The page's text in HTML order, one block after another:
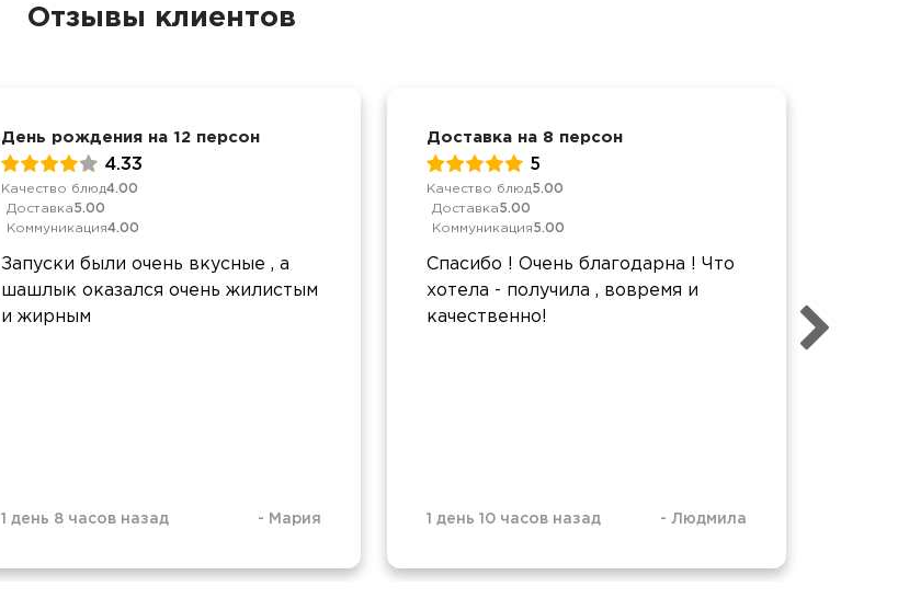
Отзывы клиентов
День рождения на 12 персон
4.33
Качество блюд4.00
Доставка5.00
Коммуникация4.00
Запуски были очень вкусные , а
шашлык оказался очень жилистым
и жирным
1 день 8 часов назад - Мария
Доставка на 8 персон
5
Качество блюд5.00
Доставка5.00
Коммуникация5.00
Спасибо ! Очень благодарна ! Что
хотела - получила , вовремя и
качественно!
1 день 10 часов назад - Людмила